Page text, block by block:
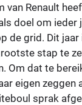
van Renault
doel om ieder
de grid. Dit
stap te
Om dat te
eigen zeggen
sprak